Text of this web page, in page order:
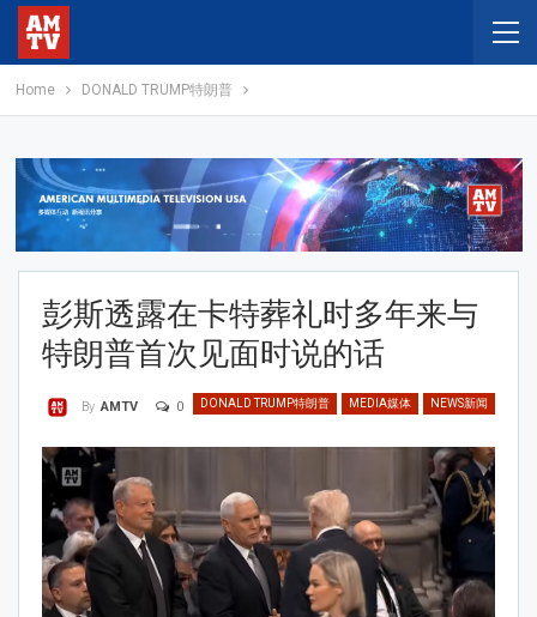
Home DONALD TRUMP特朗普
彭斯透露在卡特葬礼时多年来与
特朗普首次见面时说的话
DONALD TRUMP特朗普 MEDIA媒体 NEWS新闻
By AMTV 0